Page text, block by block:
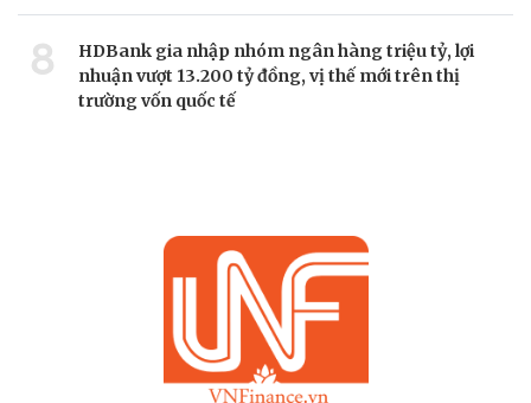
8
HDBank gia nhập nhóm ngân hàng triệu tỷ, lợi
nhuận vượt 13.200 tỷ đồng, vị thế mới trên thị
trường vốn quốc tế